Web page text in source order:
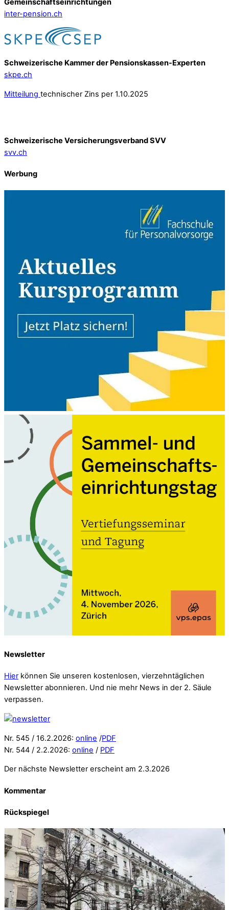
Gemeinschafts­einrichtungen
inter-pension.ch
Schweizerische Kammer der Pensionskassen-Experten
skpe.ch
Mitteilung technischer Zins per 1.10.2025
Schweizerische Versicherungsverband SVV
svv.ch
Werbung
Newsletter
Hier können Sie unseren kostenlosen, vierzehntäglichen
Newsletter abonnieren. Und nie mehr News in der 2. Säule
verpassen.
Nr. 545 / 16.2.2026: online /PDF
Nr. 544 / 2.2.2026: online / PDF
Der nächste Newsletter erscheint am 2.3.2026
Kommentar
Rückspiegel